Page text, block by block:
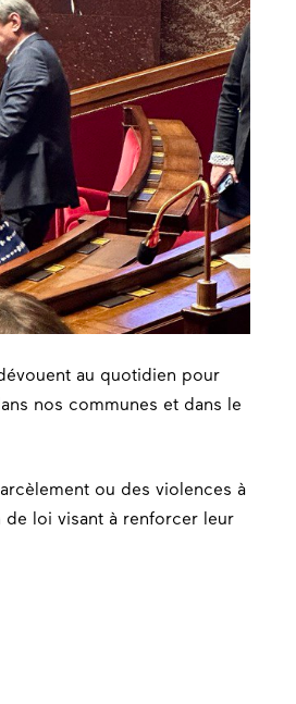
au quotidien pour
nos communes et dans le
ou des violences à
de loi visant à renforcer leur